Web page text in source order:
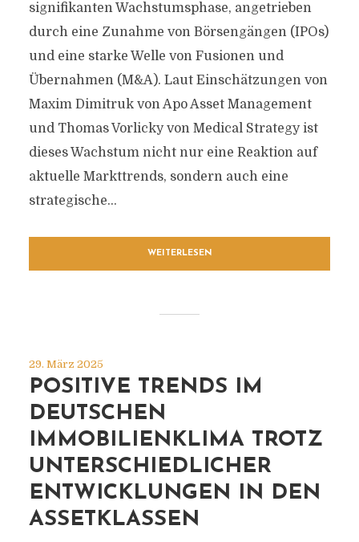
signifikanten Wachstumsphase, angetrieben
durch eine Zunahme von Börsengängen (IPOs)
und eine starke Welle von Fusionen und
Übernahmen (M&A). Laut Einschätzungen von
Maxim Dimitruk von Apo Asset Management
und Thomas Vorlicky von Medical Strategy ist
dieses Wachstum nicht nur eine Reaktion auf
aktuelle Markttrends, sondern auch eine
strategische...
WEITERLESEN
29. März 2025
POSITIVE TRENDS IM
DEUTSCHEN
IMMOBILIENKLIMA TROTZ
UNTERSCHIEDLICHER
ENTWICKLUNGEN IN DEN
ASSETKLASSEN